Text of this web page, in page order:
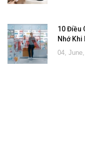
10 Điều
Nhớ Khi
04,